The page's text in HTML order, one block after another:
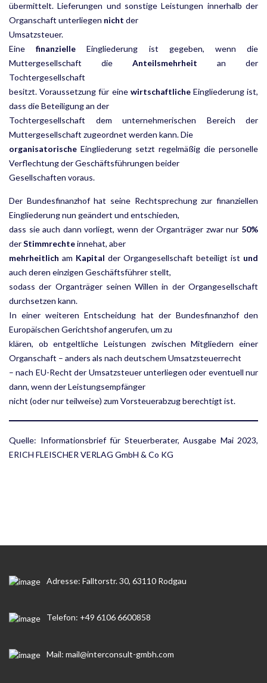
übermittelt. Lieferungen und sonstige Leistungen innerhalb der
Organschaft unterliegen nicht der
Umsatzsteuer.
EinefinanzielleEingliederung ist gegeben, wenn die
Muttergesellschaft die Anteilsmehrheit an der
Tochtergesellschaft
besitzt. Voraussetzung für eine wirtschaftliche Eingliederung ist,
dass die Beteiligung an der
Tochtergesellschaft dem unternehmerischen Bereich der
Muttergesellschaft zugeordnet werden kann. Die
organisatorische Eingliederung setzt regelmäßig die personelle
Verflechtung der Geschäftsführungen beider
Gesellschaften voraus.
Der Bundesfinanzhof hat seine Rechtsprechung zur finanziellen
Eingliederung nun geändert und entschieden,
dass sie auch dann vorliegt, wenn der Organträger zwar nur 50%
derStimmrechteinnehat, aber
mehrheitlich am Kapital der Organgesellschaft beteiligt ist und
auch deren einzigen Geschäftsführer stellt,
sodass der Organträger seinen Willen in der Organgesellschaft
durchsetzen kann.
In einer weiteren Entscheidung hat der Bundesfinanzhof den
Europäischen Gerichtshof angerufen, um zu
klären, ob entgeltliche Leistungen zwischen Mitgliedern einer
Organschaft – anders als nach deutschem Umsatzsteuerrecht
– nach EU-Recht der Umsatzsteuer unterliegen oder eventuell nur
dann, wenn der Leistungsempfänger
nicht (oder nur teilweise) zum Vorsteuerabzug berechtigt ist.
Quelle: Informationsbrief für Steuerberater, Ausgabe Mai 2023,
ERICH FLEISCHER VERLAG GmbH & Co KG
Adresse: Falltorstr. 30, 63110 Rodgau
Telefon: +49 6106 6600858
Mail: mail@interconsult-gmbh.com